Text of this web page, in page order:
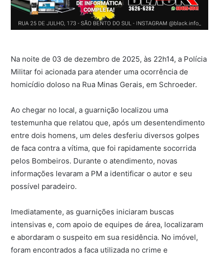
Na noite de 03 de dezembro de 2025, às 22h14, a Polícia
Militar foi acionada para atender uma ocorrência de
homicídio doloso na Rua Minas Gerais, em Schroeder.
Ao chegar no local, a guarnição localizou uma
testemunha que relatou que, após um desentendimento
entre dois homens, um deles desferiu diversos golpes
de faca contra a vítima, que foi rapidamente socorrida
pelos Bombeiros. Durante o atendimento, novas
informações levaram a PM a identificar o autor e seu
possível paradeiro.
Imediatamente, as guarnições iniciaram buscas
intensivas e, com apoio de equipes de área, localizaram
e abordaram o suspeito em sua residência. No imóvel,
foram encontrados a faca utilizada no crime e